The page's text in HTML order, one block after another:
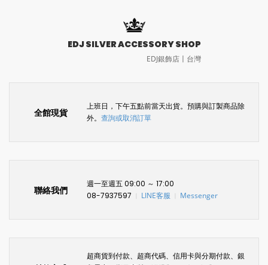
EDJ SILVER ACCESSORY SHOP
EDJ銀飾店〡台灣
全館現貨
上班日，下午五點前當天出貨。預購與訂製商品除
外。 查詢或取消訂單
聯絡我們
週一至週五 09:00 ～ 17:00
08-7937597
LINE客服 Messenger
超商貨到付款、超商代碼、信用卡與分期付款、銀